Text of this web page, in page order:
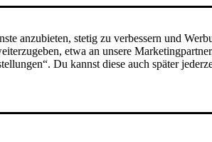
anzubieten, stetig zu verbessern und
etwa an unsere
Du kannst diese auch später